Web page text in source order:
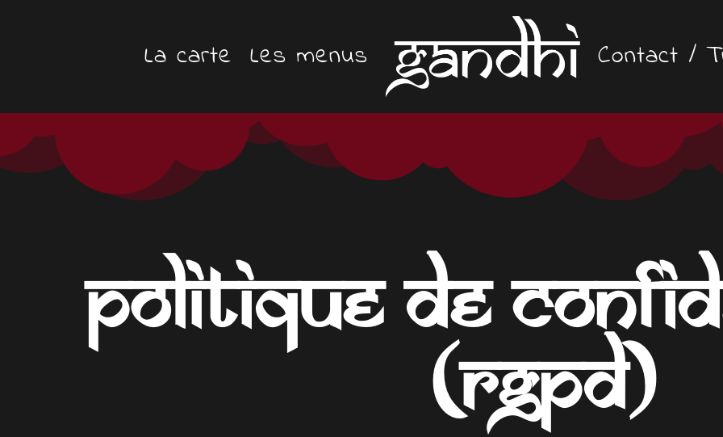
La carte Les menus Contact /
Politique de
(RGPD)